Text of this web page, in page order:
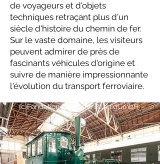
de voyageurs et d'objets
techniques retraçant plus d'un
siècle d'histoire du chemin de fer.
Sur le vaste domaine, les visiteurs
peuvent admirer de près de
fascinants véhicules d'origine et
suivre de manière impressionnante
l'évolution du transport ferroviaire.
(c)Fondation Deutsche Bahn gGmbH